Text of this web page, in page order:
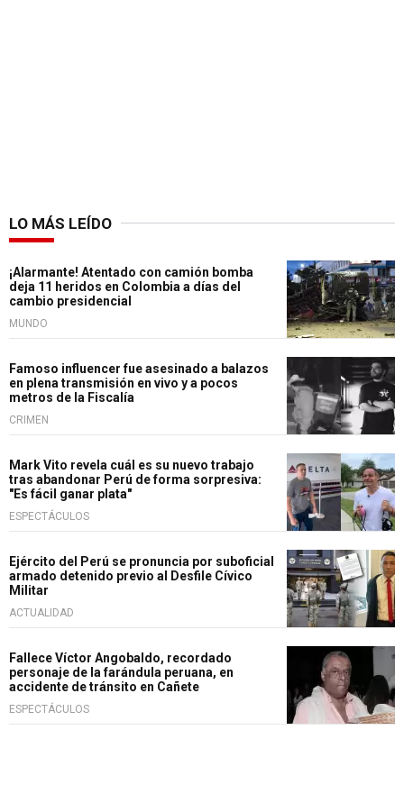
LO MÁS LEÍDO
¡Alarmante! Atentado con camión bomba
deja 11 heridos en Colombia a días del
cambio presidencial
MUNDO
Famoso influencer fue asesinado a balazos
en plena transmisión en vivo y a pocos
metros de la Fiscalía
CRIMEN
Mark Vito revela cuál es su nuevo trabajo
tras abandonar Perú de forma sorpresiva:
"Es fácil ganar plata"
ESPECTÁCULOS
Ejército del Perú se pronuncia por suboficial
armado detenido previo al Desfile Cívico
Militar
ACTUALIDAD
Fallece Víctor Angobaldo, recordado
personaje de la farándula peruana, en
accidente de tránsito en Cañete
ESPECTÁCULOS